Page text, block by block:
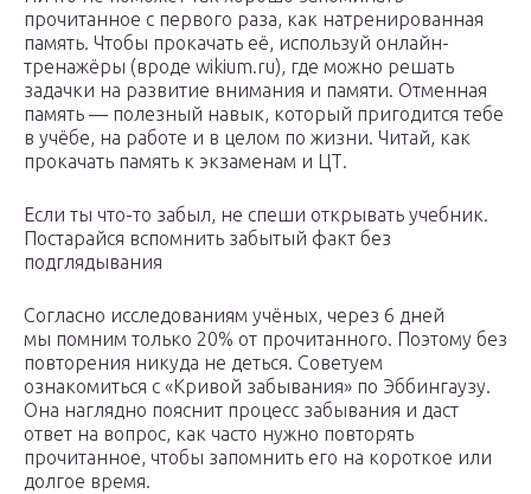
прочитанное с первого раза, как натренированная
память. Чтобы прокачать её, используй онлайн-
тренажёры (вроде wikium.ru), где можно решать
задачки на развитие внимания и памяти. Отменная
память — полезный навык, который пригодится тебе
в учёбе, на работе и в целом по жизни. Читай, как
прокачать память к экзаменам и ЦТ.
Если ты что-то забыл, не спеши открывать учебник.
Постарайся вспомнить забытый факт без
подглядывания
Согласно исследованиям учёных, через 6 дней
мы помним только 20% от прочитанного. Поэтому без
повторения никуда не деться. Советуем
ознакомиться с «Кривой забывания» по Эббингаузу.
Она наглядно пояснит процесс забывания и даст
ответ на вопрос, как часто нужно повторять
прочитанное, чтобы запомнить его на короткое или
долгое время.